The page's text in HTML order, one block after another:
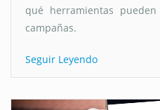
qué herramientas
campañas.
Seguir Leyendo